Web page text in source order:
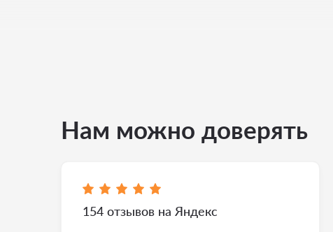
Нам можно доверять
154 отзывов на Яндекс